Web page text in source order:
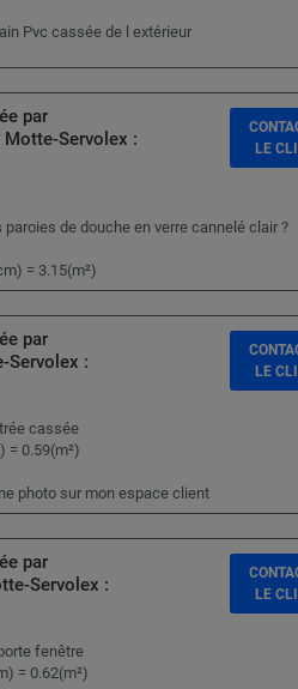
Pvc cassée de l extérieur
par
Servolex :
de douche en verre cannelé clair ?
= 3.15(m²)
LE
par
Servolex :
cassée
= 0.59(m²)
photo sur mon espace client
LE
par
Servolex :
fenêtre
= 0.62(m²)
LE